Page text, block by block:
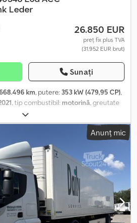
Leder
26.850 EUR
preț fix plus TVA
(31.952 EUR brut)
Sunați
km, putere: 353 kW (479,95 CP),
, tip combustibil: motorină, greutate
ax:2 axe
, culoare:gri, tip de angrenaj:
ABS, aer condiționat,
electronic de stabilitate (ESP),
staționar , Nr. vehicul pentru
suplimentare * Intarder *
de navigație * Tempomat cu
piele/negru * !! Întreținut
în contract de mentenanță până
parcare cameră marșarier pentru
LED * Scaun confort suspensie,
Anunț mic